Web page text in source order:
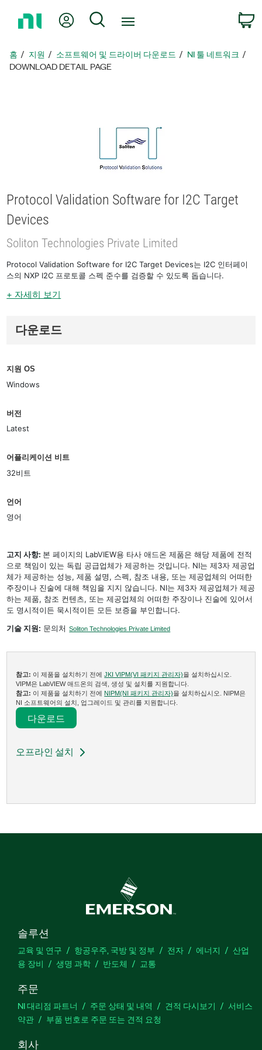
지
로
내 계정 검색
홈 지원 소프트웨어 및 드라이버 다운로드
NI 툴 네트워크
DOWNLOAD DETAIL PAGE
Protocol Validation Software for I2C Target
Devices
Soliton Technologies Private Limited
Protocol Validation Software for I2C Target Devices는 I2C 인터페이
스의 NXP I2C 프로토콜 스펙 준수를 검증할 수 있도록 돕습니다.
+ 자세히 보기
다운로드
지원 OS
Windows
버전
Latest
어플리케이션 비트
32비트
언어
영어
고지 사항: 본 페이지의 LabVIEW용 타사 애드온 제품은 해당 제품에 전적
으로 책임이 있는 독립 공급업체가 제공하는 것입니다. NI는 제3자 제공업
체가 제공하는 성능, 제품 설명, 스펙, 참조 내용, 또는 제공업체의 어떠한
주장이나 진술에 대해 책임을 지지 않습니다. NI는 제3자 제공업체가 제공
하는 제품, 참조 컨텐츠, 또는 제공업체의 어떠한 주장이나 진술에 있어서
도 명시적이든 묵시적이든 모든 보증을 부인합니다.
기술 지원: 문의처 Soliton Technologies Private Limited
참고: 이 제품을 설치하기 전에JKI VIPM(VI 패키지 관리자)을 설치하십시오.
VIPM은 LabVIEW 애드온의 검색, 생성 및 설치를 지원합니다.
참고: 이 제품을 설치하기 전에 NIPM(NI 패키지 관리자)을 설치하십시오. NIPM은
NI 소프트웨어의 설치, 업그레이드 및 관리를 지원합니다.
다운로드​
오프라인 설치
솔루션
교육 및 연구 항공우주, 국방 및 정부 전자 에너지
산업
용 장비
생명 과학 반도체 교통
주문
NI 대리점 파트너 주문 상태 및 내역 견적 다시보기
서비스
약관
부품 번호로 주문 또는 견적 요청
회사